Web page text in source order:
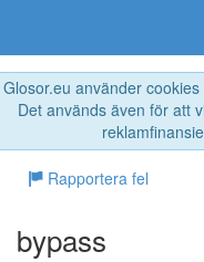
Glosor.eu använder
Det används även för att
Rapportera fel
bypass